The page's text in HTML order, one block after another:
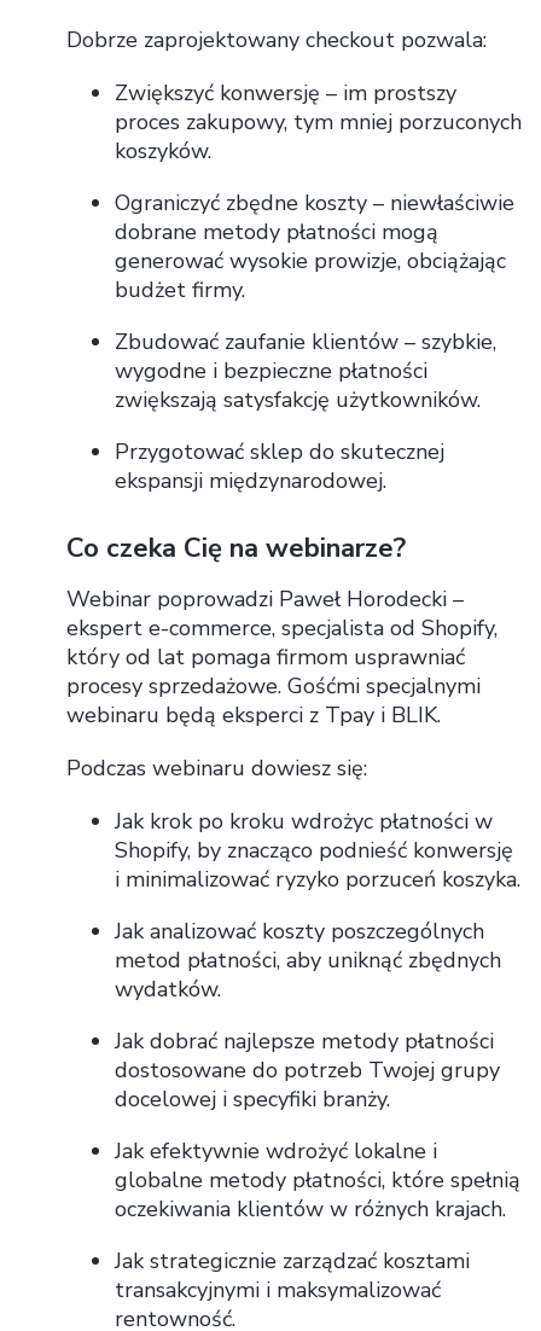
Dobrze zaprojektowany checkout pozwala:
Zwiększyć konwersję – im prostszy
proces zakupowy, tym mniej porzuconych
koszyków.
Ograniczyć zbędne koszty – niewłaściwie
dobrane metody płatności mogą
generować wysokie prowizje, obciążając
budżet firmy.
Zbudować zaufanie klientów – szybkie,
wygodne i bezpieczne płatności
zwiększają satysfakcję użytkowników.
Przygotować sklep do skutecznej
ekspansji międzynarodowej.
Co czeka Cię na webinarze?
Webinar poprowadzi Paweł Horodecki –
ekspert e-commerce, specjalista od Shopify,
który od lat pomaga firmom usprawniać
procesy sprzedażowe. Gośćmi specjalnymi
webinaru będą eksperci z Tpay i BLIK.
Podczas webinaru dowiesz się:
Jak krok po kroku wdrożyc płatności w
Shopify, by znacząco podnieść konwersję
i minimalizować ryzyko porzuceń koszyka.
Jak analizować koszty poszczególnych
metod płatności, aby uniknąć zbędnych
wydatków.
Jak dobrać najlepsze metody płatności
dostosowane do potrzeb Twojej grupy
docelowej i specyfiki branży.
Jak efektywnie wdrożyć lokalne i
globalne metody płatności, które spełnią
oczekiwania klientów w różnych krajach.
Jak strategicznie zarządzać kosztami
transakcyjnymi i maksymalizować
rentowność.